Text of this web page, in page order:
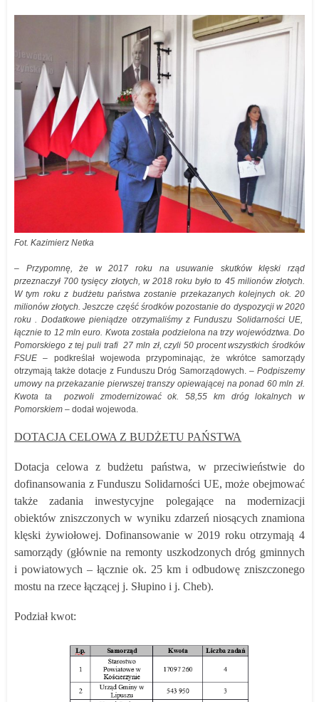
Fot. Kazimierz Netka
– Przypomnę, że w 2017 roku na usuwanie skutków klęski rząd
przeznaczył 700 tysięcy złotych, w 2018 roku było to 45 milionów złotych.
W tym roku z budżetu państwa zostanie przekazanych kolejnych ok. 20
milionów złotych. Jeszcze część środków pozostanie do dyspozycji w 2020
roku . Dodatkowe pieniądze otrzymaliśmy z Funduszu Solidarności UE,
łącznie to 12 mln euro. Kwota została podzielona na trzy województwa. Do
Pomorskiego z tej puli trafi 27 mln zł, czyli 50 procent wszystkich środków
FSUE – podkreślał wojewoda przypominając, że wkrótce samorządy
otrzymają także dotacje z Funduszu Dróg Samorządowych. – Podpiszemy
umowy na przekazanie pierwszej transzy opiewającej na ponad 60 mln zł.
Kwota ta pozwoli zmodernizować ok. 58,55 km dróg lokalnych w
Pomorskiem – dodał wojewoda.
DOTACJA CELOWA Z BUDŻETU PAŃSTWA
Dotacja celowa z budżetu państwa, w przeciwieństwie do
dofinansowania z Funduszu Solidarności UE, może obejmować
także zadania inwestycyjne polegające na modernizacji
obiektów zniszczonych w wyniku zdarzeń niosących znamiona
klęski żywiołowej. Dofinansowanie w 2019 roku otrzymają 4
samorządy (głównie na remonty uszkodzonych dróg gminnych
i powiatowych – łącznie ok. 25 km i odbudowę zniszczonego
mostu na rzece łączącej j. Słupino i j. Cheb).
Podział kwot: